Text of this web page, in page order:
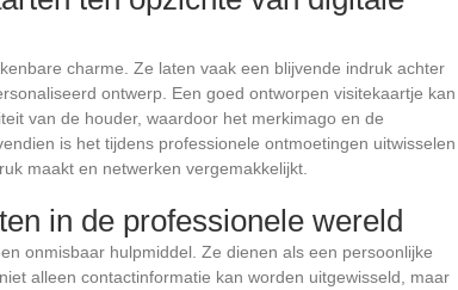
charme. Ze laten vaak een blijvende indruk achter
ontwerp. Een goed ontworpen visitekaartje kan
van de houder, waardoor het merkimago en de
is het tijdens professionele ontmoetingen uitwisselen
maakt en netwerken vergemakkelijkt.
in de professionele wereld
onmisbaar hulpmiddel. Ze dienen als een persoonlijke
alleen contactinformatie kan worden uitgewisseld, maar